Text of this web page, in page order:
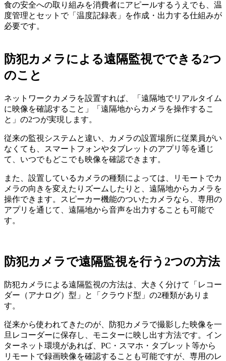
食の安全への取り組みを消費者にアピールするうえでも、温
度管理とセットで「温度記録表」を作成・出力する仕組みが
必要です。
防犯カメラによる遠隔監視でできる2つ
のこと
ネットワークカメラを設置すれば、「遠隔地でリアルタイム
に映像を確認すること」「遠隔地からカメラを操作するこ
と」の2つが実現します。
従来の監視システムと違い、カメラの設置場所に従業員がい
なくても、スマートフォンやタブレットのアプリ等を通じ
て、いつでもどこでも映像を確認できます。
また、設置しているカメラの種類によっては、リモートでカ
メラの向きを変えたりズームしたりと、遠隔地からカメラを
操作できます。スピーカー機能のついたカメラなら、専用の
アプリを通じて、遠隔地から音声を出力することも可能で
す。
防犯カメラで遠隔監視を行う2つの方法
防犯カメラによる遠隔監視の方法は、大きく分けて「レコー
ダー（アナログ）型」と「クラウド型」の2種類がありま
す。
従来から使われてきたのが、防犯カメラで撮影した映像を一
旦レコーダーに保存し、モニターに映し出す方法です。イン
ターネット環境があれば、PC・スマホ・タブレット等から
リモートで録画映像を確認することも可能ですが、専用のレ